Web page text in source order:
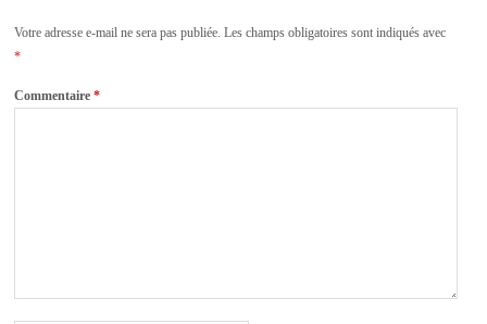
Votre adresse e-mail ne sera pas publiée. Les champs obligatoires sont indiqués avec
*
Commentaire*